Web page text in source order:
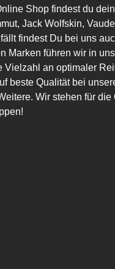
Shop findest du
Jack Wolfskin,
findest Du bei uns
Marken führen wir in
an optimaler
beste Qualität bei
Wir stehen für die